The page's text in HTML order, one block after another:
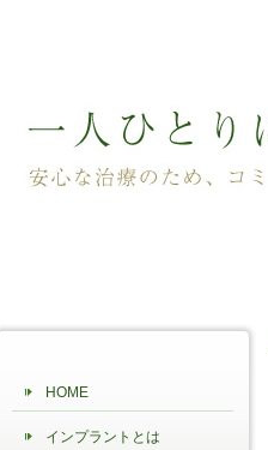
HOME
インプラントとは